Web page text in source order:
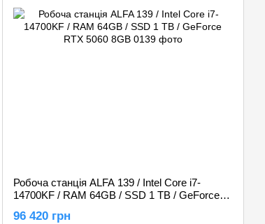
Робоча станція ALFA 139 / Intel Core i7-
14700KF / RAM 64GB / SSD 1 TB / GeForce
96 420 грн